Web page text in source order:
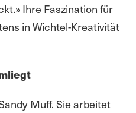
Ihre Faszination für
in Wichtel-Kreativität
Muff. Sie arbeitet